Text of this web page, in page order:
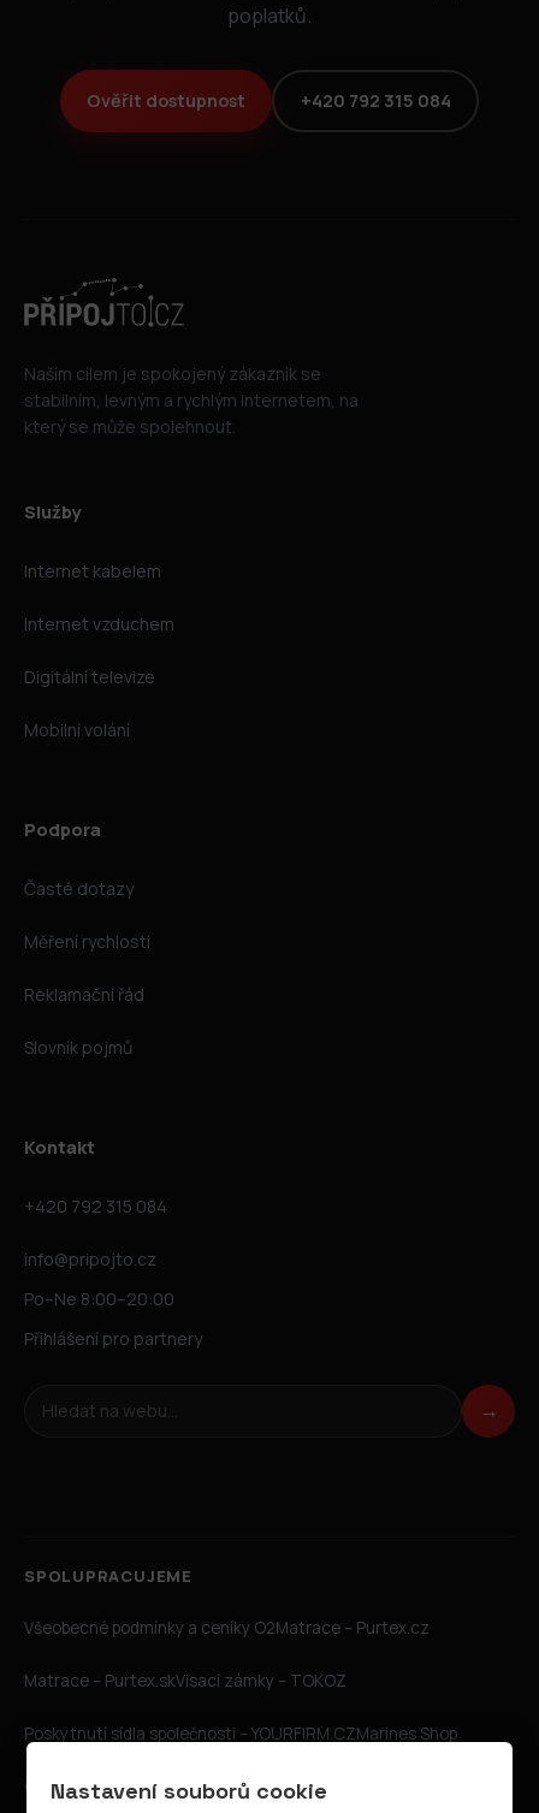
poplatků.
Ověřit dostupnost +420 792 315 084
Naším cílem je spokojený zákazník se
stabilním, levným a rychlým internetem, na
který se může spolehnout.
Služby
Internet kabelem
Internet vzduchem
Digitální televize
Mobilní volání
Podpora
Časté dotazy
Měření rychlosti
Reklamační řád
Slovník pojmů
Kontakt
+420 792 315 084
info@pripojto.cz
Po–Ne 8:00–20:00
Přihlášení pro partnery
Hledat na webu →
SPOLUPRACUJEME
Všeobecné podmínky a ceníky O2Matrace – Purtex.cz
Matrace – Purtex.skVisací zámky – TOKOZ
Poskytnutí sídla společnosti – YOURFIRM.CZMarines Shop
CZIN.euGoog.czKatalog A-seznam.czInternetové stránky
Nastavení souborů cookie